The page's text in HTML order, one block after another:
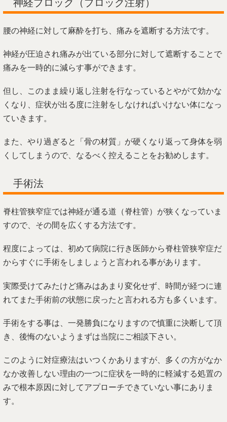
神経ブロック（ブロック注射）
腰の神経に対して麻酔を打ち、痛みを遮断する方法です。
神経が圧迫され痛みが出ている部分に対して遮断することで
痛みを一時的に減らす事ができます。
但し、このまま繰り返し注射を行なっているとやがて効かな
くなり、症状が出る度に注射をしなければいけない体になっ
ていきます。
また、やり過ぎると「骨の材質」が硬くなり返って身体を弱
くしてしまうので、なるべく控えることをお勧めします。
手術法
脊柱管狭窄症では神経が通る道（脊柱管）が狭くなっていま
すので、その間を広くする方法です。
程度によっては、初めて病院に行き医師から脊柱管狭窄症だ
からすぐに手術をしましょうと言われる事があります。
実際受けてみたけど痛みはあまり変化せず、時間が経つに連
れてまた手術前の状態に戻ったと言われる方も多くいます。
手術をする事は、一発勝負になりますので慎重に決断して頂
き、後悔のないようまずは当院にご相談下さい。
このように対症療法はいつくかありますが、多くの方がなか
なか改善しない理由の一つに症状を一時的に軽減する処置の
みで根本原因に対してアプローチできていない事にありま
す。